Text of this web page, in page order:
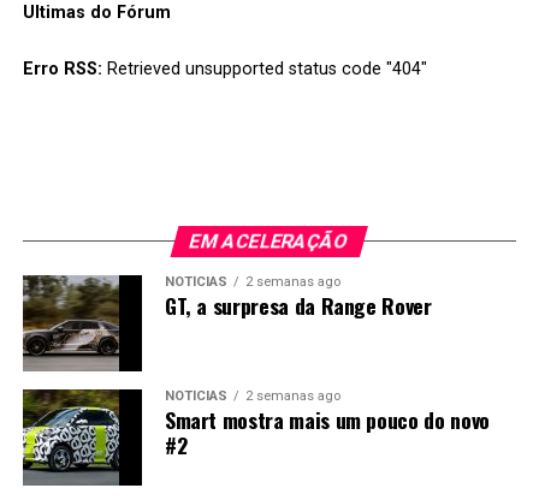
primeiro ano parece que tal será conseguido sem grande
Ultimas do Fórum
Erro RSS: Retrieved unsupported status code "404"
EM ACELERAÇÃO
NOTÍCIAS 2 semanas ago
GT, a surpresa da Range Rover
NOTÍCIAS 2 semanas ago
Smart mostra mais um pouco do novo
#2